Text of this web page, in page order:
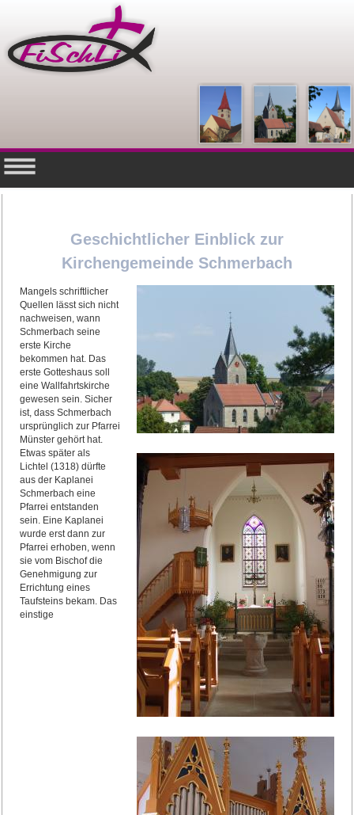
Geschichtlicher Einblick zur
Kirchengemeinde Schmerbach
Mangels schriftlicher
Quellen lässt sich nicht
nachweisen, wann
Schmerbach seine
erste Kirche
bekommen hat. Das
erste Gotteshaus soll
eine Wallfahrtskirche
gewesen sein. Sicher
ist, dass Schmerbach
ursprünglich zur Pfarrei
Münster gehört hat.
Etwas später als
Lichtel (1318) dürfte
aus der Kaplanei
Schmerbach eine
Pfarrei entstanden
sein. Eine Kaplanei
wurde erst dann zur
Pfarrei erhoben, wenn
sie vom Bischof die
Genehmigung zur
Errichtung eines
Taufsteins bekam. Das
einstige